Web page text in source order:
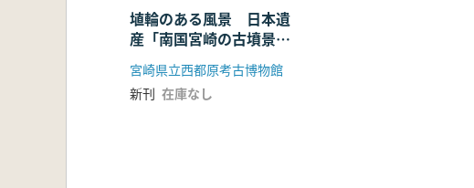
埴輪のある風景 日本遺
産「南国宮崎の古墳景
観」と埴輪
宮崎県立西都原考古博物館
新刊 在庫なし